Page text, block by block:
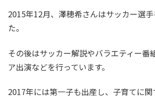
2015年12月、澤穂希さんはサッカー選
た。
その後はサッカー解説やバラエティー番
ア出演などを行っています。
2017年には第一子も出産し、子育てに